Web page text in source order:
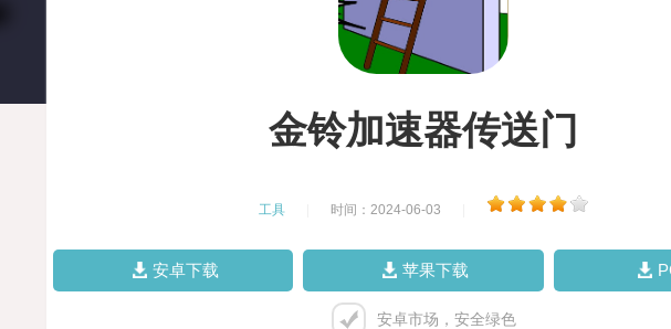
金铃加速器传送门
工具 时间：2024-06-03
安卓下载 苹果下载
安卓市场，安全绿色